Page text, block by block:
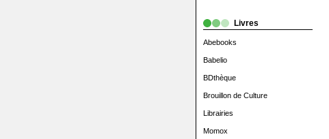
Livres
Abebooks
Babelio
BDthèque
Brouillon de Culture
Librairies
Momox